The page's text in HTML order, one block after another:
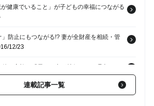
が健康でいること」が子どもの幸福につながる
」防止にもつながる!? 妻が全財産を相続・管
12/23
産の相続で手に入れるべき「ストレスフリ
連載記事一覧